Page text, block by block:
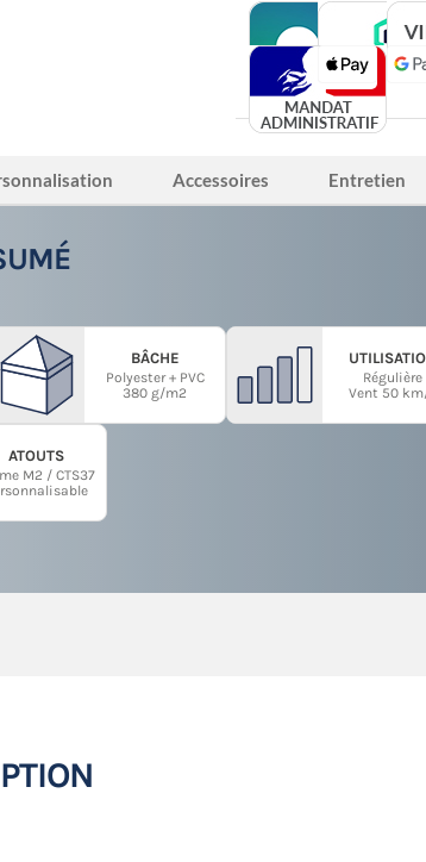
Accessoires Entretien
BÂCHE
Polyester + PVC
380 g/m2
Régulière
Vent 50
ATOUTS
M2 / CTS37